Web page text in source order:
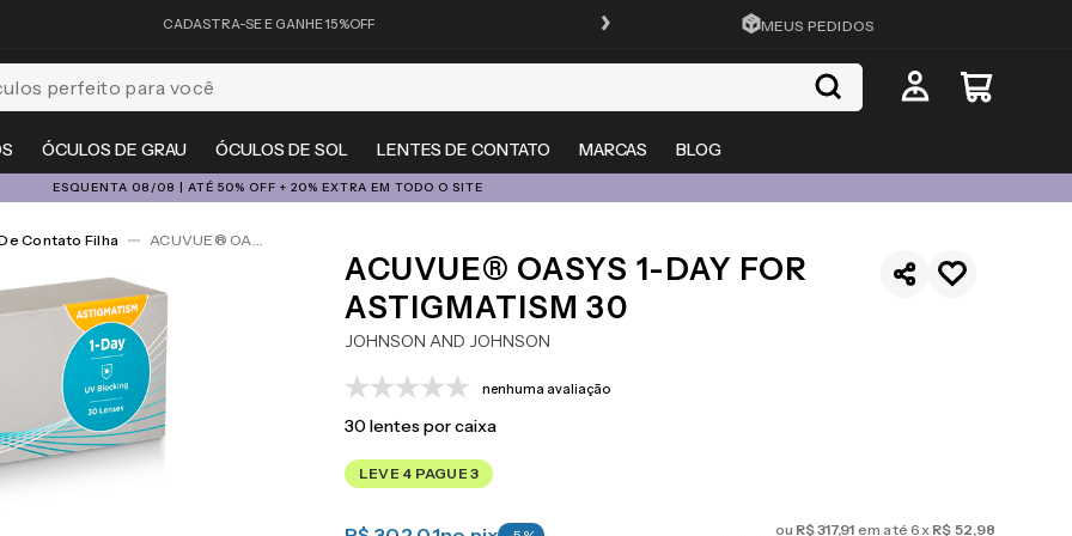
CADASTRA-SE E GANHE 15%OFF FRETE GRÁTIS EM TODO O SITE
MEUS PEDIDOS
ÓCULOS DE GRAU ÓCULOS DE SOL LENTES DE CONTATO MARCAS BLOG
para você
ESQUENTA 08/08 | ATÉ 50% OFF + 20% EXTRA EM TODO O SITE
Contato Filha ACUVUE® OASYS 1-Day For Astigmatism 30
ACUVUE® OASYS 1-DAY FOR
ASTIGMATISM 30
JOHNSON AND JOHNSON
nenhuma avaliação
30lentes por caixa
LEVE 4 PAGUE 3
ou R$317,91 em até6x R$ 52,98